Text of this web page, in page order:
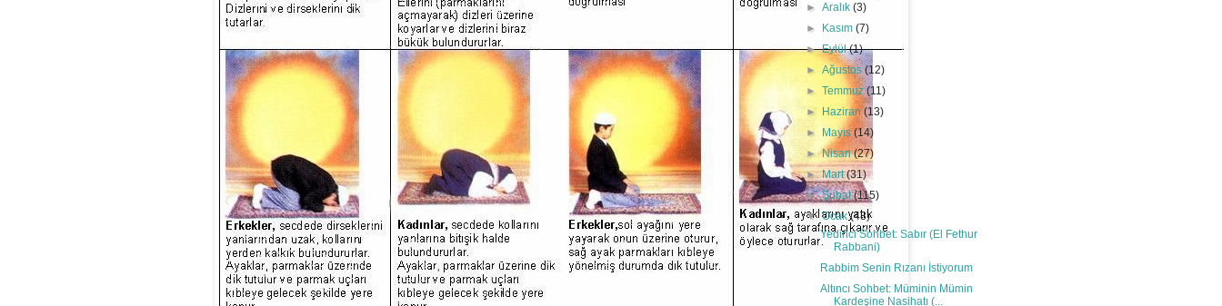
►Aralık(3)
►
Kasım(7)
►Eylül(1)
►Ağustos(12)
►Temmuz(11)
►
Haziran(13)
►
Mayıs(14)
►Nisan(27)
►Mart(31)
►Şubat(115)
▼Ocak(48)
Yedinci Sohbet: Sabır (El Fethur
Rabbani)
Rabbim Senin Rızanı İstiyorum
Altıncı Sohbet: Müminin Mümin
Kardeşine Nasihatı (...